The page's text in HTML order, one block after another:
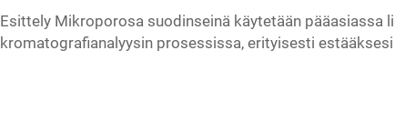
Esittely Mikroporosa suodinseinä käytetään pääasiassa
kromatografianalyysin prosessissa, erityisesti